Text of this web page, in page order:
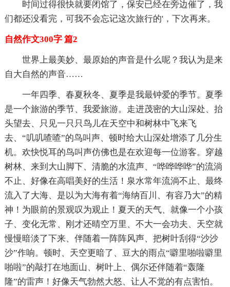
时间过得很快就要闭馆了，保安已经在旁边催了，我
们都还没看完，可我不会忘记这次旅行的'，下次再来。
自然作文300字 篇2
世界上最美妙、最原始的声音是什么呢？我认为是来
自大自然的声音……
一年四季、春夏秋冬、夏季是我最钟爱的季节。夏季
是一个旅游的季节、我爱旅游。走进茂密的大山深处、抬
头望去、只见一只只鸟儿在天空中和树林中飞来飞
去、“叽叽喳喳”的鸟叫声、顿时给大山深处增添了几分生
机。欢快悦耳的鸟叫声仿佛也是在欢迎每一位游客。穿越
树林、来到大山脚下、清脆的水流声、“哗哗哗哗”的流淌
不止、好像在高唱美好的生活！泉水常年流淌不止、最终
流入了大海、是以为大海有着“海纳百川、有容乃大”的精
神！为眼前的景观叹为观止！夏天的天气、就像一个小孩
子、变化无常、刚才还晴空万里、不大一会功夫、天空就
慢慢暗淡了下来、伴随着一阵阵风声、把树叶刮得“沙沙
沙”作响。顿时、天空更暗了、豆大的雨点“噼里啪啦噼里
啪啦”的敲打在地面山、树叶上、偶尔还伴随着“轰隆
隆”的雷声！好像天气勃然大怒、让人不觉的有点害怕。